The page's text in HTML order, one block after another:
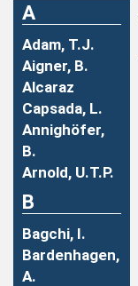
A
Adam, T.J.
Aigner, B.
Alcaraz
Capsada, L.
Annighöfer,
B.
Arnold, U.T.P.
B
Bagchi, I.
Bardenhagen,
A.